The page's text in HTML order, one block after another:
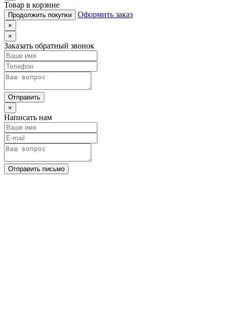
Товар в корзине
Продолжить покупки Оформить заказ
×
×
Заказать обратный звонок
Отправить
×
Написать нам
Отправить письмо